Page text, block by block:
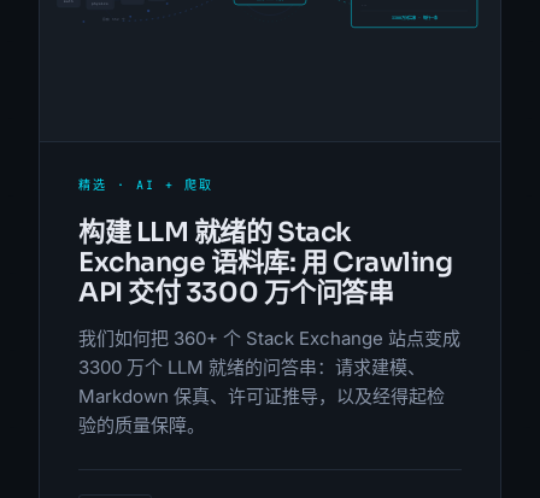
精选 · AI + 爬取
构建 LLM 就绪的 Stack
Exchange 语料库: 用 Crawling
API 交付 3300 万个问答串
我们如何把 360+ 个 Stack Exchange 站点变成
3300 万个 LLM 就绪的问答串：请求建模、
Markdown 保真、许可证推导，以及经得起检
验的质量保障。